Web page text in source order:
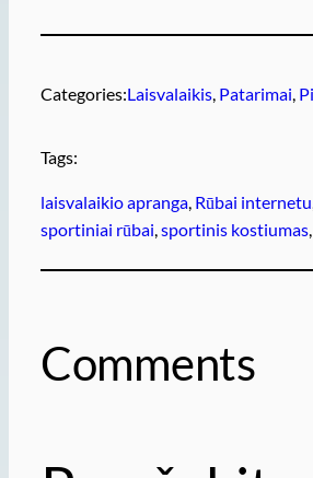
Categories:Laisvalaikis, Patarimai,
Tags:
laisvalaikio apranga, Rūbai internetu
sportiniai rūbai, sportinis kostiumas,
Comments